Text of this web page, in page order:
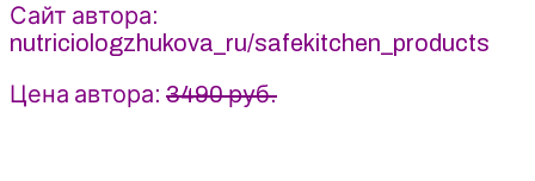
Сайт автора:
nutriciologzhukova_ru/safekitchen_products
Цена автора: 3490 руб.